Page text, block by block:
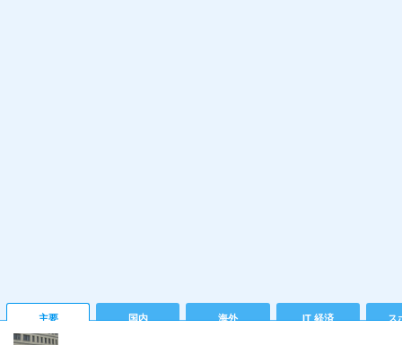
主要 国内 海外 IT 経済 ス